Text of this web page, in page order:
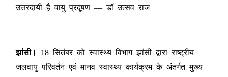
उत्तरदायी है वायु प्रदूषण — डॉ उत्सव राज
झांसी।
18 सितंबर को स्वास्थ्य विभाग झांसी द्वारा राष्ट्रीय
जलवायु परिवर्तन एवं मानव स्वास्थ्य कार्यक्रम के अंतर्गत मुख्य